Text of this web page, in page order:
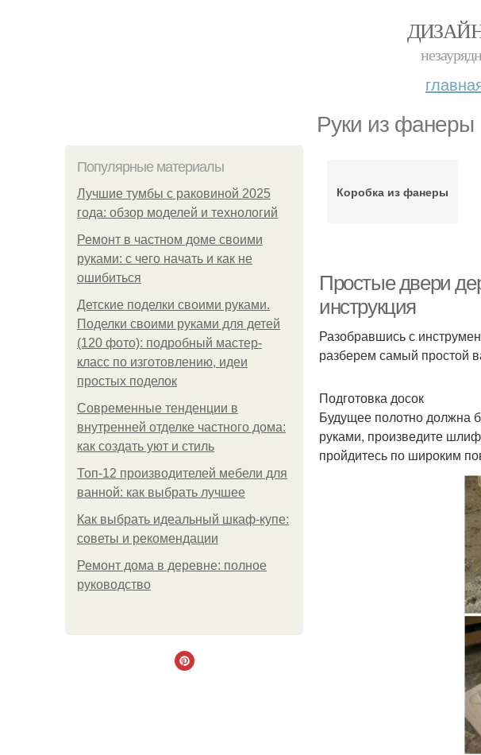
Руки из фанеры
Популярные материалы
Лучшие тумбы с раковиной 2025
года: обзор моделей и технологий
Ремонт в частном доме своими
руками: с чего начать и как не
ошибиться
Детские поделки своими руками.
Поделки своими руками для детей
(120 фото): подробный мастер-
класс по изготовлению, идеи
простых поделок
Современные тенденции в
внутренней отделке частного дома:
как создать уют и стиль
Топ-12 производителей мебели для
ванной: как выбрать лучшее
Как выбрать идеальный шкаф-купе:
советы и рекомендации
Ремонт дома в деревне: полное
руководство
Коробка из фанеры
Простые двери
инструкция
Разобравшись с
разберем самый простой
Подготовка досок
Будущее полотно должна
руками, произведите
пройдитесь по широким